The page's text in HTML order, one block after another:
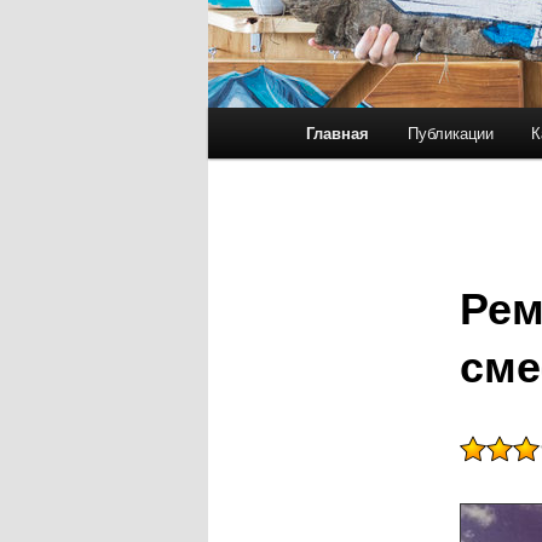
Перейти к основному
Перейти к
Главная Публикации